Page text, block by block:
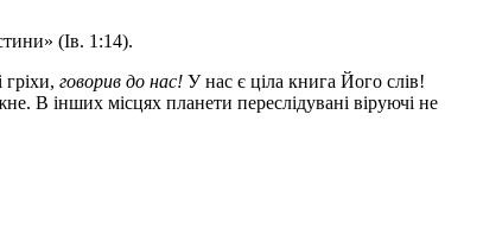
(Ів. 1:14).
говорив до нас! У нас є ціла книга Його слів!
В інших місцях планети переслідувані віруючі не